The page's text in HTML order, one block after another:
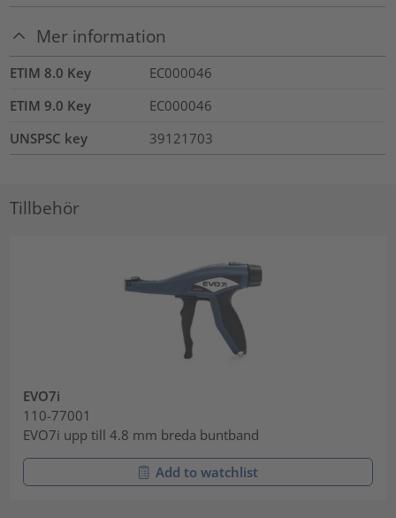
Mer information
ETIM 8.0 Key
EC000046
ETIM 9.0 Key
EC000046
UNSPSC key
39121703
Tillbehör
EVO7i
110-77001
EVO7i upp till 4.8 mm breda buntband
Add to watchlist